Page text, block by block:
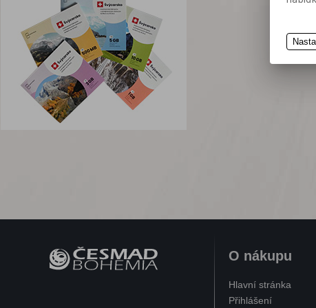
Stojany na sorbenty
O nákupu
Hlavní stránka
Přihlášení